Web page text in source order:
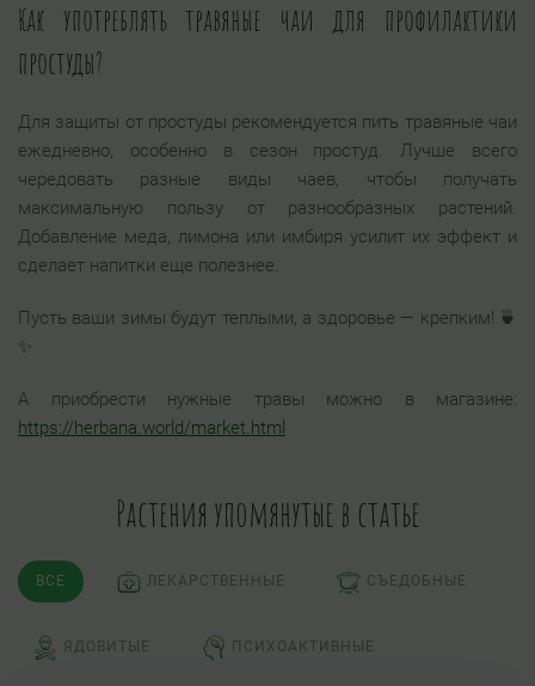
Как употреблять травяные чаи для профилактики
простуды?
Для защиты от простуды рекомендуется пить травяные чаи
ежедневно, особенно в сезон простуд. Лучше всего
чередовать разные виды чаев, чтобы получать
максимальную пользу от разнообразных растений.
Добавление меда, лимона или имбиря усилит их эффект и
сделает напитки еще полезнее.
Пусть ваши зимы будут теплыми, а здоровье — крепким! 🍵
✨
А приобрести нужные травы можно в магазине:
https://herbana.world/market.html
Растения упомянутые в статье
ВСЕ ЛЕКАРСТВЕННЫЕ СЪЕДОБНЫЕ
ЯДОВИТЫЕ ПСИХОАКТИВНЫЕ